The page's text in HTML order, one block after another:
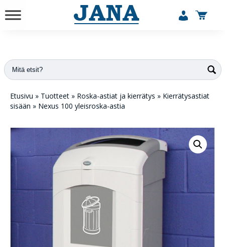
Etusivu » Tuotteet » Roska-astiat ja kierrätys » Kierrätysastiat
sisään » Nexus 100 yleisroska-astia